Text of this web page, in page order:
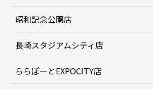
昭和記念公園店
長崎スタジアムシティ店
ららぽーとEXPOCITY店